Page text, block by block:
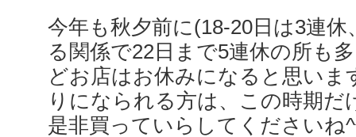
今年も秋夕前に(18-20日は3連
る関係で22日まで5連休の所も
どお店はお休みになると思いま
りになられる方は、この時期だ
是非買っていらしてくださいね